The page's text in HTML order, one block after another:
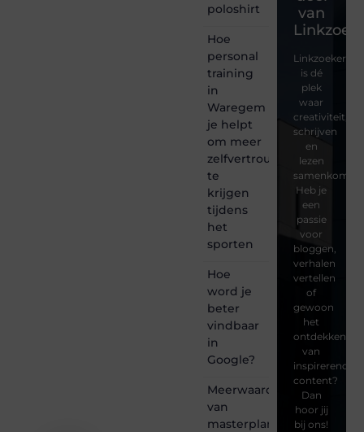
poloshirt
Hoe
personal
training
in
Waregem
je helpt
om meer
zelfvertrouwen
te
krijgen
tijdens
het
sporten
Hoe
word je
beter
vindbaar
in
Google?
Meerwaarde
van
masterplanning
van
is dé
plek
waar
creativiteit,
schrijven
en
lezen
samenkomen.
Heb je
een
passie
voor
bloggen,
verhalen
vertellen
of
gewoon
het
ontdekken
van
inspirerende
content?
Dan
hoor jij
bij ons!